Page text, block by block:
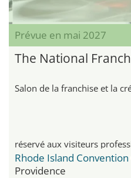
Prévue en mai 2027
The National
Salon de la franchise et la
réservé aux visiteurs
Rhode Island
Providence